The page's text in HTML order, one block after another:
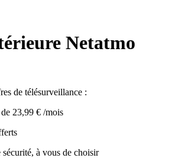
Netatmo
de télésurveillance :
23,99 € /mois
à vous de choisir